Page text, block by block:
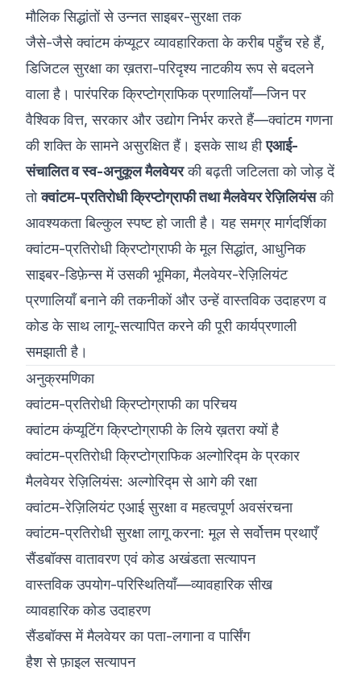
🇮🇳
©2026 8200 साइबर बूटकैंप
मौलिक सिद्धांतों से उन्नत साइबर-सुरक्षा तक
जैसे-जैसे क्वांटम कंप्यूटर व्यावहारिकता के करीब पहुँच रहे हैं,
डिजिटल सुरक्षा का ख़तरा-परिदृश्य नाटकीय रूप से बदलने
वाला है। पारंपरिक क्रिप्टोग्राफिक प्रणालियाँ—जिन पर
वैश्विक वित्त, सरकार और उद्योग निर्भर करते हैं—क्वांटम गणना
की शक्ति के सामने असुरक्षित हैं। इसके साथ हीएआई-
संचालित व स्व-अनुकूल मैलवेयरकी बढ़ती जटिलता को जोड़ दें
तोक्वांटम-प्रतिरोधी क्रिप्टोग्राफी तथा मैलवेयर रेज़िलियंसकी
आवश्यकता बिल्कुल स्पष्ट हो जाती है। यह समग्र मार्गदर्शिका
क्वांटम-प्रतिरोधी क्रिप्टोग्राफी के मूल सिद्धांत, आधुनिक
साइबर-डिफ़ेन्स में उसकी भूमिका, मैलवेयर-रेज़िलियंट
प्रणालियाँ बनाने की तकनीकों और उन्हें वास्तविक उदाहरण व
कोड के साथ लागू-सत्यापित करने की पूरी कार्यप्रणाली
समझाती है।
अनुक्रमणिका
क्वांटम-प्रतिरोधी क्रिप्टोग्राफी का परिचय
क्वांटम कंप्यूटिंग क्रिप्टोग्राफी के लिये ख़तरा क्यों है
क्वांटम-प्रतिरोधी क्रिप्टोग्राफिक अल्गोरिद्म के प्रकार
मैलवेयर रेज़िलियंस: अल्गोरिद्म से आगे की रक्षा
क्वांटम-रेज़िलियंट एआई सुरक्षा व महत्वपूर्ण अवसंरचना
क्वांटम-प्रतिरोधी सुरक्षा लागू करना: मूल से सर्वोत्तम प्रथाएँ
सैंडबॉक्स वातावरण एवं कोड अखंडता सत्यापन
वास्तविक उपयोग-परिस्थितियाँ—व्यावहारिक सीख
व्यावहारिक कोड उदाहरण
सैंडबॉक्स में मैलवेयर का पता-लगाना व पार्सिंग
हैश से फ़ाइल सत्यापन